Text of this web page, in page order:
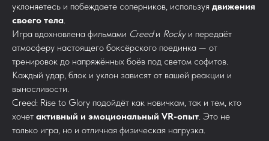
уклоняетесь и побеждаете соперников, используя движения
своего тела.
Игра вдохновлена фильмами Creedи Rockyи передаёт
атмосферу настоящего боксёрского поединка — от
тренировок до напряжённых боёв под светом софитов.
Каждый удар, блок и уклон зависят от вашей реакции и
выносливости.
Creed: Rise to Glory подойдёт как новичкам, так и тем, кто
хочет активный и эмоциональный VR-опыт. Это не
только игра, но и отличная физическая нагрузка.